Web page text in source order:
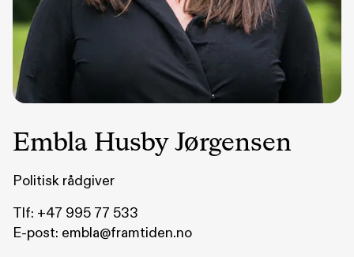
Embla Husby Jørgensen
Politisk rådgiver
Tlf: +47 995 77 533
E-post: embla@framtiden.no